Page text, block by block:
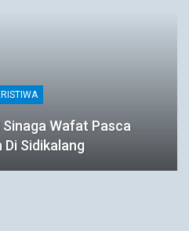
Wafat Pasca
Di Sidikalang